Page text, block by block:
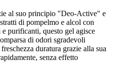
al suo principio "Deo-Active" e
di pompelmo e alcol con
purificanti, questo gel agisce
di odori sgradevoli
duratura grazie alla sua
senza effetto